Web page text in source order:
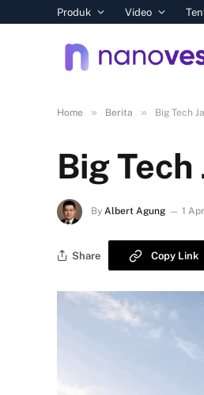
Produk Video
Home » Berita » Big Tech
Big
By Albert Agung 1
Share Copy Link